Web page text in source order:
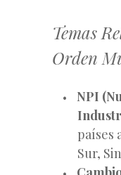
Temas
Orden
NPI
países
Sur,